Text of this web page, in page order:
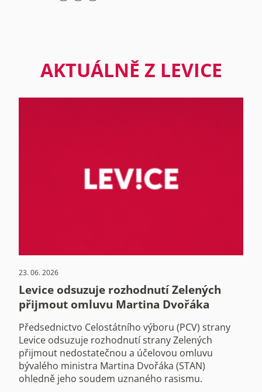
AKTUÁLNĚ Z LEVICE
23. 06. 2026
Levice odsuzuje rozhodnutí Zelených
přijmout omluvu Martina Dvořáka
Předsednictvo Celostátního výboru (PCV) strany
Levice odsuzuje rozhodnutí strany Zelených
přijmout nedostatečnou a účelovou omluvu
bývalého ministra Martina Dvořáka (STAN)
ohledně jeho soudem uznaného rasismu.